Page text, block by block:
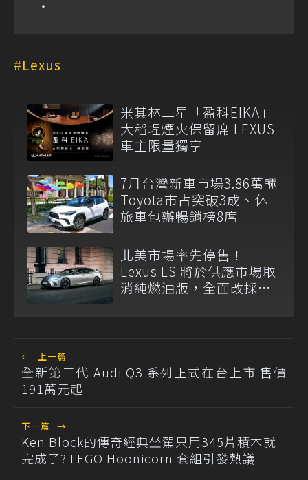
Lexus
米其林二星「盈科EIKA」
大稻埕煙火保留席 LEXUS
車主限量獨享
7月台灣新車市場3.86萬輛
Toyota市占突破3成、休
旅車包辦暢銷榜8席
北美市場率先停售！
Lexus LS 將於供應市場取
消純燃油版，全面改採單
← 上一篇
全新第三代 Audi Q3 系列正式在台上市 售價
191萬元起
下一篇 →
Ken Block的傳奇經典坐駕只用345片積木就
完成了? LEGO Hoonicorn 套組引發熱議